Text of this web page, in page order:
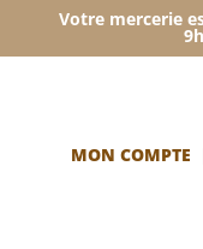
Votre mercerie
MON COMPTE